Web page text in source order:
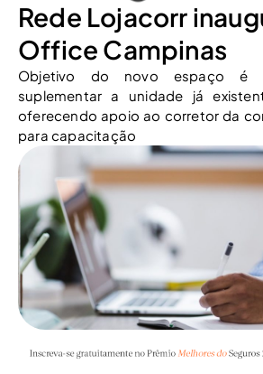
Rede Lojacorr
Office Campinas
Objetivo do novo espaço é
suplementar a unidade já
oferecendo apoio ao corretor da
para capacitação